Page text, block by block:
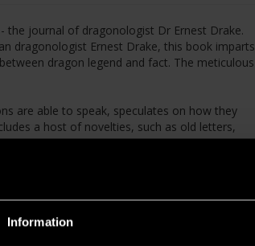
Information
the journal of dragonologist Dr Ernest Drake.
dragonologist Ernest Drake, this book imparts
dragon legend and fact. The meticulous
are able to speak, speculates on how they
a host of novelties, such as old letters,
the magnificent creatures of their study
An incomparable gift for secret
groundbreaking Ology series has